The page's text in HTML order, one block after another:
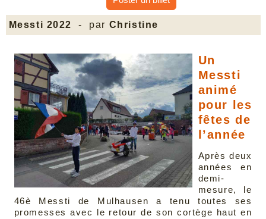
Messti 2022 - par Christine
Un
Messti
animé
pour les
fêtes de
l’année
Après deux
années en
demi-
mesure, le
46è Messti de Mulhausen a tenu toutes ses
promesses avec le retour de son cortège haut en